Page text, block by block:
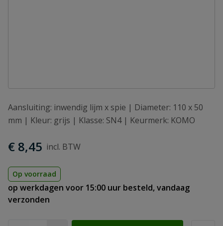
Aansluiting: inwendig lijm x spie | Diameter: 110 x 50
mm | Kleur: grijs | Klasse: SN4 | Keurmerk: KOMO
€ 8,45
Op voorraad
op werkdagen voor 15:00 uur besteld, vandaag
verzonden